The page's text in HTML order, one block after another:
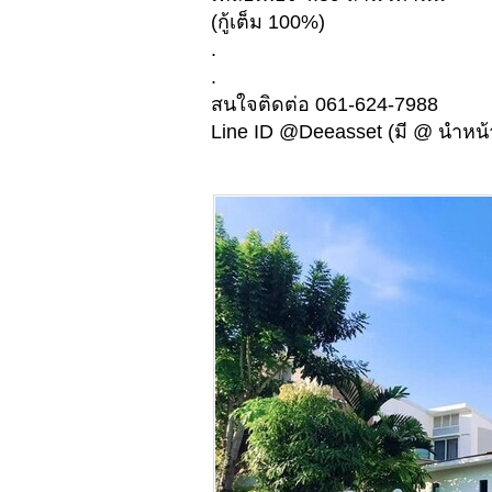
(กู้เต็ม 100%)
.
.
สนใจติดต่อ 061-624-7988
Line ID @Deeasset (มี @ นำห